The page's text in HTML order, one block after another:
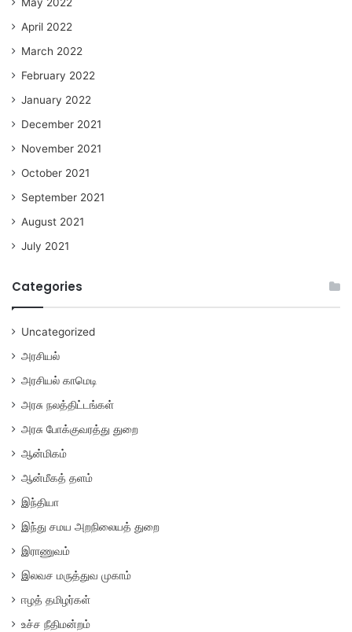
April 2022
March 2022
February 2022
January 2022
December 2021
November 2021
October 2021
September 2021
August 2021
July 2021
Categories
Uncategorized
அரசியல்
அரசியல் காமெடி
அரசு நலத்திட்டங்கள்
அரசு போக்குவரத்து துறை
ஆன்மிகம்
ஆன்மீகத் தளம்
இந்தியா
இந்து சமய அறநிலையத் துறை
இராணுவம்
இலவச மருத்துவ முகாம்
ஈழத் தமிழர்கள்
உச்ச நீதிமன்றம்